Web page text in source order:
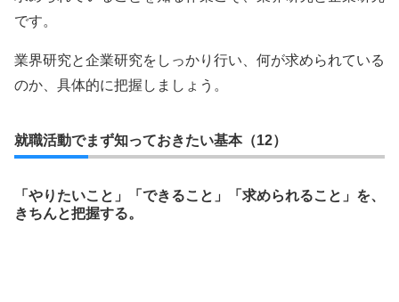
です。
業界研究と企業研究をしっかり行い、何が求められている
のか、具体的に把握しましょう。
就職活動でまず知っておきたい基本（12）
「やりたいこと」「できること」「求められること」を、
きちんと把握する。